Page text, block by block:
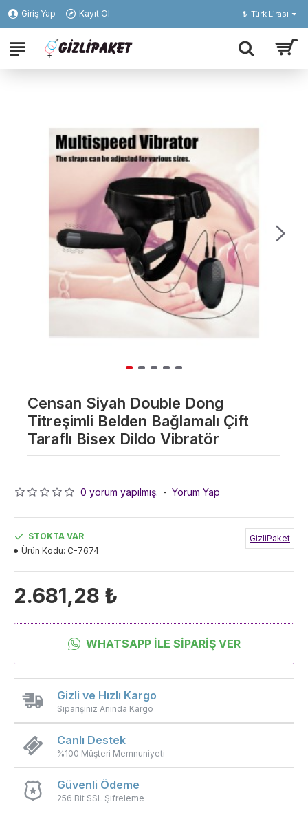
Giriş Yap Kayıt Ol ₺ Türk Lirası
Censan Siyah Double Dong
Titreşimli Belden Bağlamalı Çift
Taraflı Bisex Dildo Vibratör
0 yorum yapılmış. - Yorum Yap
2.681,28 ₺
STOKTA VAR
Ürün Kodu: C-7674
GizliPaket
Gizli ve Hızlı Kargo
Siparişiniz Anında Kargo
Canlı Destek
%100 Müşteri Memnuniyeti
Güvenli Ödeme
256 Bit SSL Şifreleme
WHATSAPP İLE SIPARIŞ VER